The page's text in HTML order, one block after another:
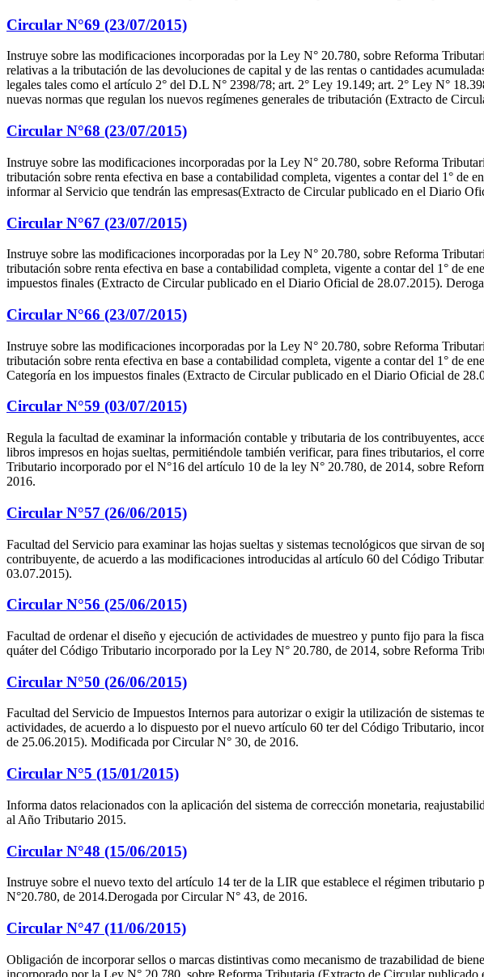
Circular N°69 (23/07/2015)
Instruye sobre las modificaciones incorporadas por la Ley N° 20.780, sobre Reforma
relativas a la tributación de las devoluciones de capital y de las rentas o cantidades
legales tales como el artículo 2° del D.L N° 2398/78; art. 2° Ley 19.149; art. 2° Ley N°
nuevas normas que regulan los nuevos regímenes generales de tributación (Extracto de
Circular N°68 (23/07/2015)
Instruye sobre las modificaciones incorporadas por la Ley N° 20.780, sobre Reforma
tributación sobre renta efectiva en base a contabilidad completa, vigentes a contar del 1° de
informar al Servicio que tendrán las empresas(Extracto de Circular publicado en el Diario
Circular N°67 (23/07/2015)
Instruye sobre las modificaciones incorporadas por la Ley N° 20.780, sobre Reforma
tributación sobre renta efectiva en base a contabilidad completa, vigente a contar del 1° de
impuestos finales (Extracto de Circular publicado en el Diario Oficial de 28.07.2015).
Circular N°66 (23/07/2015)
Instruye sobre las modificaciones incorporadas por la Ley N° 20.780, sobre Reforma
tributación sobre renta efectiva en base a contabilidad completa, vigente a contar del 1° de
Categoría en los impuestos finales (Extracto de Circular publicado en el Diario Oficial de
Circular N°59 (03/07/2015)
Regula la facultad de examinar la información contable y tributaria de los contribuyentes,
libros impresos en hojas sueltas, permitiéndole también verificar, para fines tributarios, el
Tributario incorporado por el N°16 del artículo 10 de la ley N° 20.780, de 2014, sobre
2016.
Circular N°57 (26/06/2015)
Facultad del Servicio para examinar las hojas sueltas y sistemas tecnológicos que sirvan de
contribuyente, de acuerdo a las modificaciones introducidas al artículo 60 del Código
03.07.2015).
Circular N°56 (25/06/2015)
Facultad de ordenar el diseño y ejecución de actividades de muestreo y punto fijo para la
quáter del Código Tributario incorporado por la Ley N° 20.780, de 2014, sobre Reforma
Circular N°50 (26/06/2015)
Facultad del Servicio de Impuestos Internos para autorizar o exigir la utilización de
actividades, de acuerdo a lo dispuesto por el nuevo artículo 60 ter del Código Tributario,
de 25.06.2015). Modificada por Circular N° 30, de 2016.
Circular N°5 (15/01/2015)
Informa datos relacionados con la aplicación del sistema de corrección monetaria,
al Año Tributario 2015.
Circular N°48 (15/06/2015)
Instruye sobre el nuevo texto del artículo 14 ter de la LIR que establece el régimen
N°20.780, de 2014.Derogada por Circular N° 43, de 2016.
Circular N°47 (11/06/2015)
Obligación de incorporar sellos o marcas distintivas como mecanismo de trazabilidad de
incorporado por la Ley N° 20.780, sobre Reforma Tributaria (Extracto de Circular